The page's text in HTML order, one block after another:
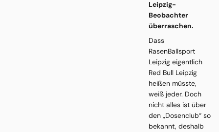
Leipzig-
Beobachter
überraschen.
Dass
RasenBallsport
Leipzig eigentlich
Red Bull Leipzig
heißen müsste,
weiß jeder. Doch
nicht alles ist über
den „Dosenclub“ so
bekannt, deshalb